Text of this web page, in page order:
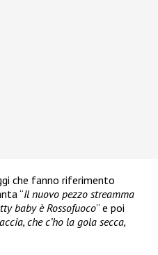
che fanno riferimento
“Il nuovo pezzo streamma
baby è Rossofuoco” e poi
che c’ho la gola secca,